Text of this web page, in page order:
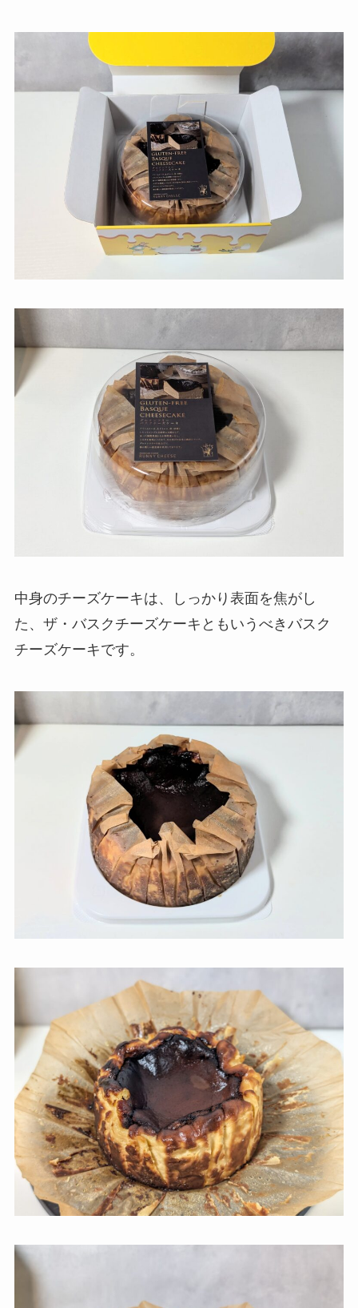
中身のチーズケーキは、しっかり表面を焦がし
た、ザ・バスクチーズケーキともいうべきバスク
チーズケーキです。